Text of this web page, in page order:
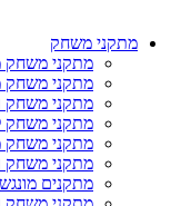
מתקני משחק
מתקני משחק
מתקני משחק
מתקני משחק
מתקני משחק
מתקני משחק
מתקני משחק
מתקנים